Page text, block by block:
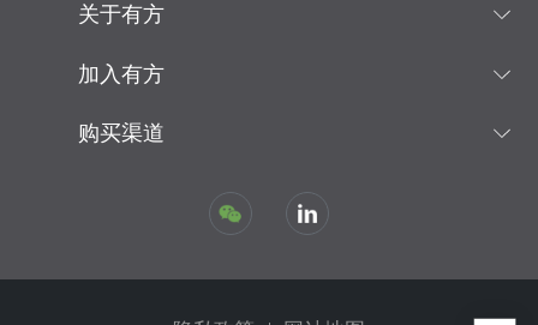
关于有方
加入有方
购买渠道